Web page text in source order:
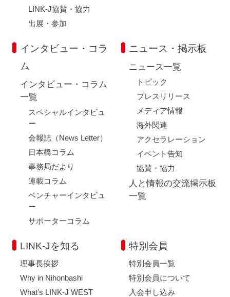
LINK-J協賛・協力
出展・参加
インタビュー・コラ
ム
インタビュー・コラム
一覧
スペシャルインタビュ
ー
会報誌（News Letter）
日本橋コラム
事務局だより
連載コラム
ベンチャーインタビュ
ー
サポーターコラム
ニュース・掲示板
ニュース一覧
トピック
プレスリリース
メディア情報
海外関連
アクセラレーション
イベント告知
協賛・協力
人と情報の交流掲示板
一覧
LINK-Jを知る
理事長挨拶
Why in Nihonbashi
What’s LINK-J WEST
特別会員
特別会員一覧
特別会員について
入会申し込み